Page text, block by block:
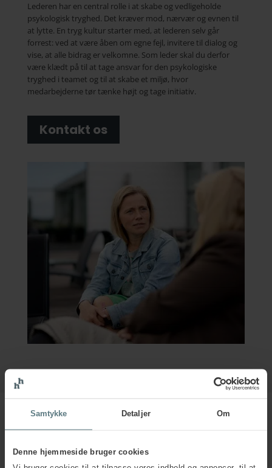
Samtykke Detaljer Om
Denne hjemmeside bruger cookies
Lederen har en central rolle i at skabe og vedligeholde
psykologisk tryghed. Det kræver mod, nærvær og evnen til
at lytte. En tryg kultur starter med, at lederen selv går
forrest: ved at være åben om egne fejl, invitere til dialog og
vise, at alle bidrag er velkomne. Som leder skal du derfor
være klædt på til at tage ansvar for den psykologiske
tryghed i teamet og til at skabe et miljø, hvor
medarbejderne tør tænke højt og tage initiativ.
Kontakt os